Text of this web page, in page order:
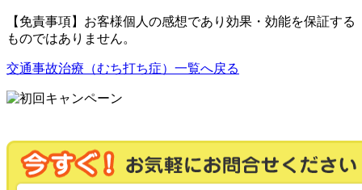
【免責事項】お客様個人の感想であり効果・効能を保証する
ものではありません。
交通事故治療（むち打ち症）一覧へ戻る